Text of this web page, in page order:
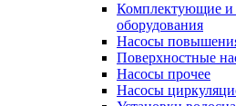
Комплектующие и
оборудования
Насосы
Поверхностные
Насосы прочее
Насосы